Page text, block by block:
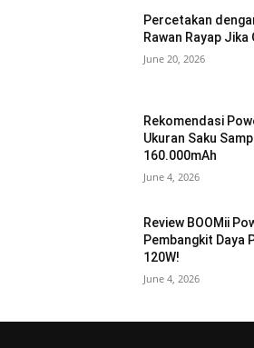
Percetakan
Rawan Rayap
June 20, 2026
Rekomendasi
Ukuran Saku
160.000mAh
June 4, 2026
Review BOOMii
Pembangkit Daya
120W!
June 4, 2026